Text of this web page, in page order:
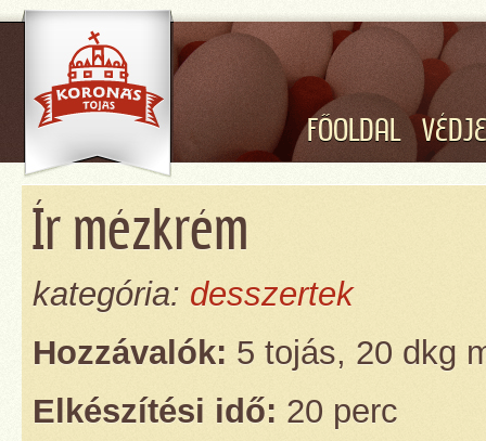
FŐOLDAL
Ír mézkrém
kategória: desszertek
Hozzávalók: 5 tojás, 20 dkg
Elkészítési idő: 20 perc